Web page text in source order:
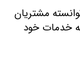
مشتریان
خدمات خود